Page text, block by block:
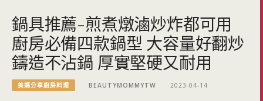
鍋具推薦-煎煮燉滷炒炸都可用
廚房必備四款鍋型 大容量好翻炒
鑄造不沾鍋 厚實堅硬又耐用
美媽分享廚房料理 BEAUTYMOMMYTW 2023-04-14